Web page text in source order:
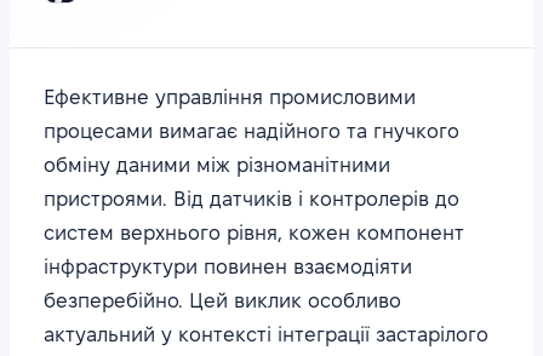
Ефективне управління промисловими
процесами вимагає надійного та гнучкого
обміну даними між різноманітними
пристроями. Від датчиків і контролерів до
систем верхнього рівня, кожен компонент
інфраструктури повинен взаємодіяти
безперебійно. Цей виклик особливо
актуальний у контексті інтеграції застарілого